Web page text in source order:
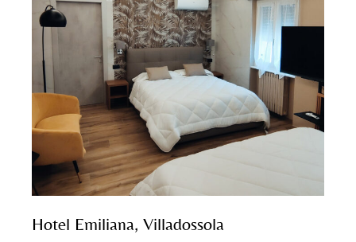
Hotel Emiliana, Villadossola